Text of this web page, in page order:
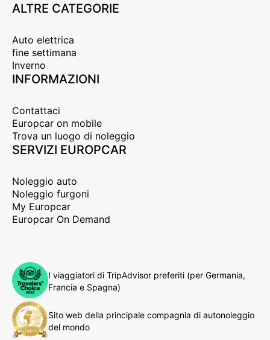
ALTRE CATEGORIE
Auto elettrica
fine settimana
Inverno
INFORMAZIONI
Contattaci
Europcar on mobile
Trova un luogo di noleggio
SERVIZI EUROPCAR
Noleggio auto
Noleggio furgoni
My Europcar
Europcar On Demand
I viaggiatori di TripAdvisor preferiti (per Germania,
Francia e Spagna)
Sito web della principale compagnia di autonoleggio
del mondo